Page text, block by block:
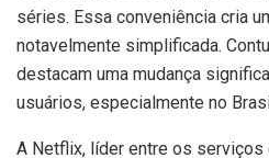
séries. Essa conveniência cria
notavelmente simplificada.
destacam uma mudança
usuários, especialmente no
A Netflix, líder entre os serviços